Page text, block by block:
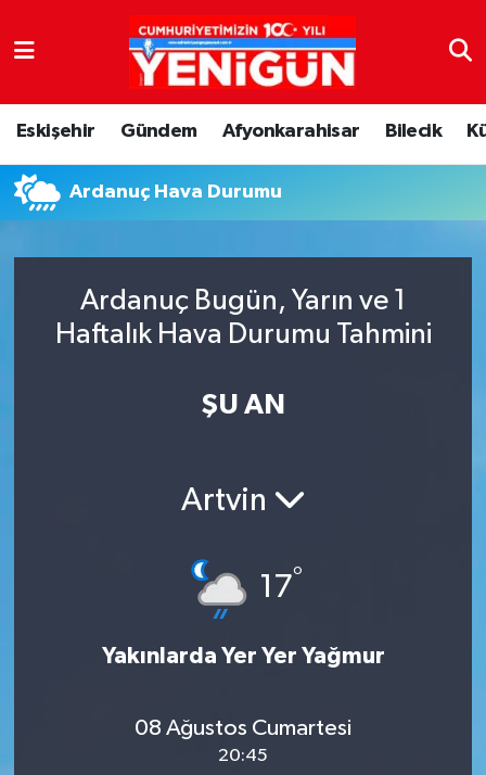
Eskişehir Gündem Afyonkarahisar Bilecik
Ardanuç Hava Durumu
Ardanuç Bugün, Yarın ve 1
Haftalık Hava Durumu Tahmini
ŞU AN
Artvin
17°
Yakınlarda Yer Yer Yağmur
08 Ağustos Cumartesi
20:45
Nöbetçi Eczaneler
Hava Durumu
Trafik Durumu
Tüm Manşetler